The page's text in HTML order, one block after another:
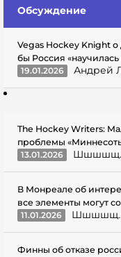
Обсуждение
Vegas Hockey Knight
бы Россия
19.01.2026
Андрей
The Hockey Writers:
проблемы
13.01.2026
В Монреале об
все элементы могут
11.01.2026
Финны об отказе